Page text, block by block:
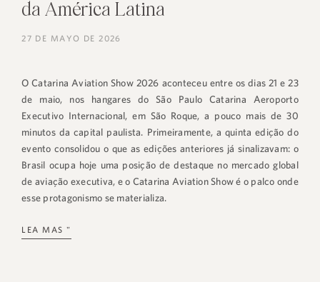
da América Latina
27 DE MAYO DE 2026
O Catarina Aviation Show 2026 aconteceu entre os dias 21 e 23
de maio, nos hangares do São Paulo Catarina Aeroporto
Executivo Internacional, em São Roque, a pouco mais de 30
minutos da capital paulista. Primeiramente, a quinta edição do
evento consolidou o que as edições anteriores já sinalizavam: o
Brasil ocupa hoje uma posição de destaque no mercado global
de aviação executiva, e o Catarina Aviation Show é o palco onde
esse protagonismo se materializa.
LEA MAS "